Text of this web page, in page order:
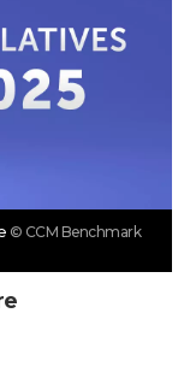
© CCM Benchmark